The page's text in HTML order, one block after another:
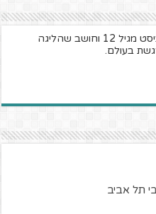
נשוי ואב ל-3. מכביסט מגיל 12 וחושב שהליגה
בעולם.